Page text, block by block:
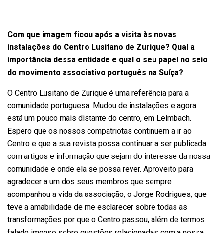
Com que imagem ficou após a visita às novas
instalações do Centro Lusitano de Zurique? Qual a
importância dessa entidade e qual o seu papel no seio
do movimento associativo português na Suíça?
O Centro Lusitano de Zurique é uma referência para a
comunidade portuguesa. Mudou de instalações e agora
está um pouco mais distante do centro, em Leimbach.
Espero que os nossos compatriotas continuem a ir ao
Centro e que a sua revista possa continuar a ser publicada
com artigos e informação que sejam do interesse da nossa
comunidade e onde ela se possa rever. Aproveito para
agradecer a um dos seus membros que sempre
acompanhou a vida da associação, o Jorge Rodrigues, que
teve a amabilidade de me esclarecer sobre todas as
transformações por que o Centro passou, além de termos